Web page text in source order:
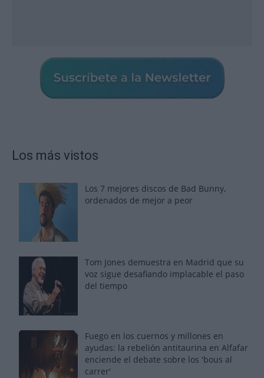
Los más vistos
Los 7 mejores discos de Bad Bunny,
ordenados de mejor a peor
Tom Jones demuestra en Madrid que su
voz sigue desafiando implacable el paso
del tiempo
Fuego en los cuernos y millones en
ayudas: la rebelión antitaurina en Alfafar
enciende el debate sobre los 'bous al
carrer'